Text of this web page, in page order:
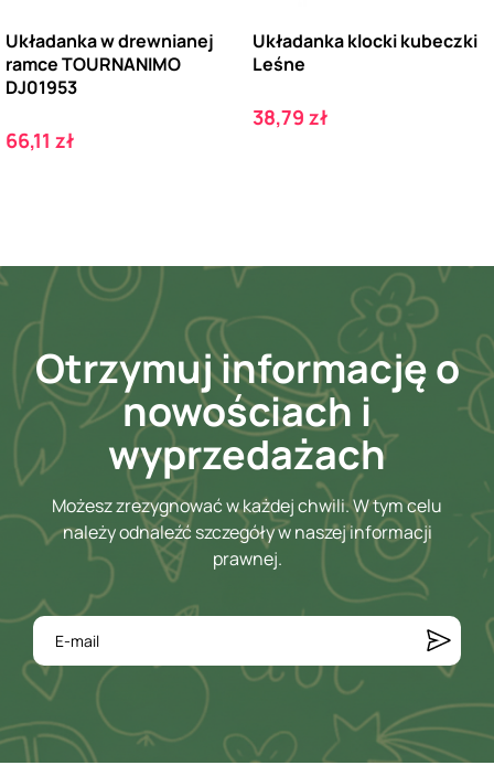
Układanka w drewnianej
ramce TOURNANIMO
DJ01953
Cena
66,11 zł
Układanka klocki kubeczki
Leśne
Cena
38,79 zł
Otrzymuj informację o
nowościach i
wyprzedażach
Możesz zrezygnować w każdej chwili. W tym celu
należy odnaleźć szczegóły w naszej informacji
prawnej.